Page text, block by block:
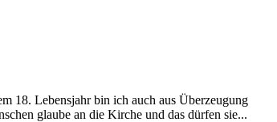
18. Lebensjahr bin ich auch aus Überzeugung
glaube an die Kirche und das dürfen sie...